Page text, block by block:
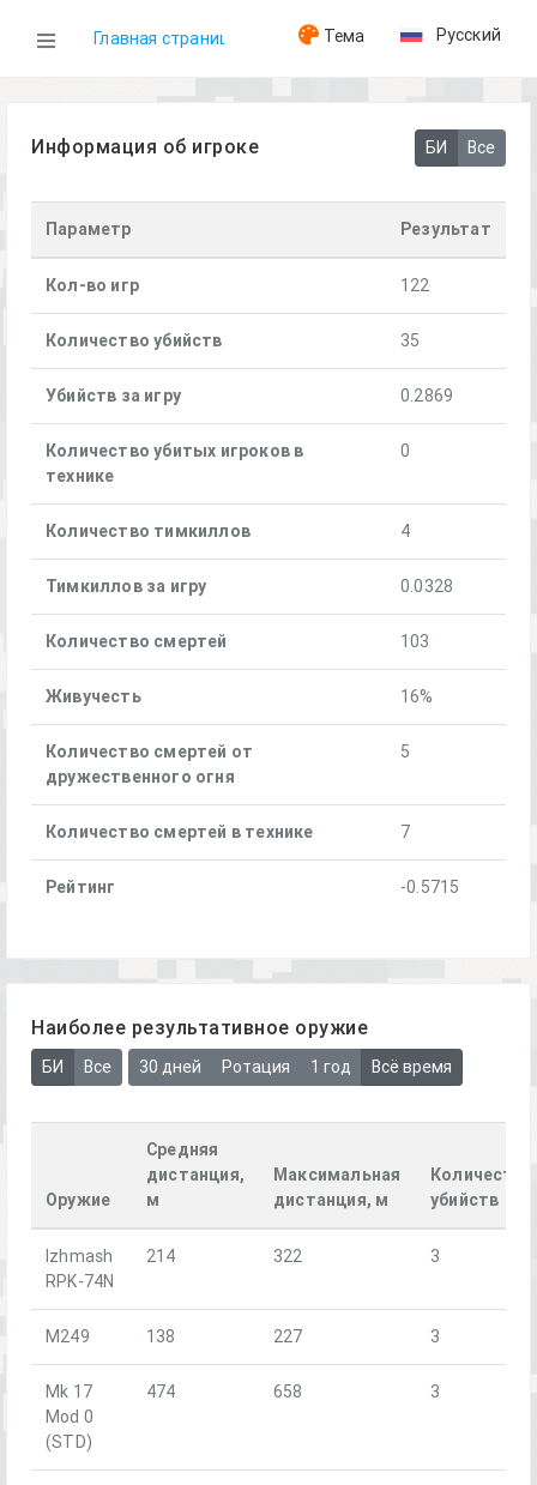
Главная страница Тема Русский
Информация об игроке БИ Все
Параметр Результат
Кол-во игр 122
Количество убийств 35
Убийств за игру 0.2869
Количество убитых игроков в
технике
0
Количество тимкиллов 4
Тимкиллов за игру 0.0328
Количество смертей 103
Живучесть 16%
Количество смертей от
дружественного огня
5
Количество смертей в технике 7
Рейтинг -0.5715
Наиболее результативное оружие
БИ Все 30 дней Ротация 1 год Всё время
Оружие
Средняя
дистанция,
м
Максимальная
дистанция, м
Количество
убийств
Izhmash
RPK-74N
214 322 3
M249 138 227 3
Mk 17
Mod 0
(STD)
474 658 3